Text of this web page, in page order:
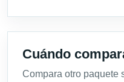
Cuándo
Compara otro paquete